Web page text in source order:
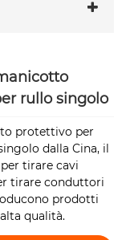
rullo singolo
protettivo per
dalla Cina, il
tirare cavi
tirare conduttori
prodotti
qualità.